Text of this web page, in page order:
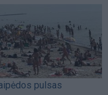
pulsas